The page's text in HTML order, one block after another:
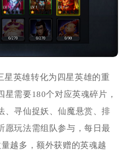
星英雄转化为四星英雄的重
需要180个对应英魂碎片，
、寻仙捉妖、仙魔悬赏、排
愿玩法需组队参与，每日最
越多，额外获赠的英魂越